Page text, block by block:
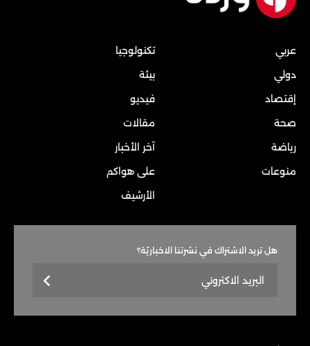
عربي
دولي
إقتصاد
صحة
رياضة
منوعات
تكنولوجيا
بيئة
فيديو
مقالات
آخر الأخبار
على هواكم
الأرشيف
هل تريد الاشتراك في نشرتنا الاخباريّة؟